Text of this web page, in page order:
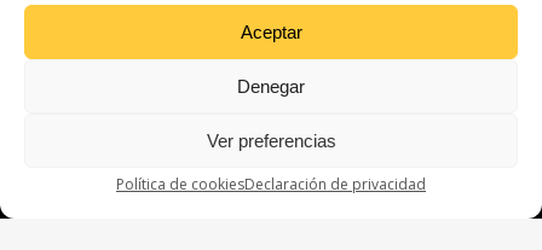
Aceptar
Denegar
Ver preferencias
Política de cookiesDeclaración de privacidad
aleaciones ligeras y aluminio
Hornos cargas pesadas
Estufas Industriales|Galvanizado y fusión
|